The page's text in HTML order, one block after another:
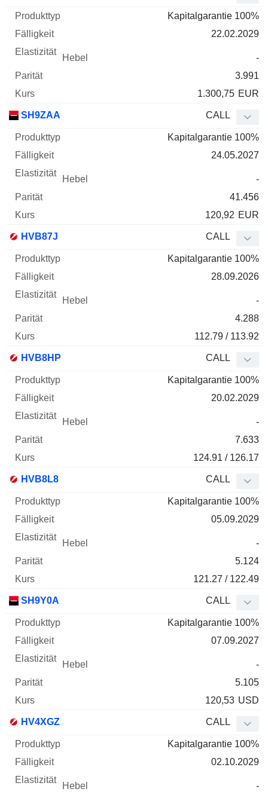
Kapitalgarantie 100%
22.02.2029
-
3.991
1.300,75 EUR
SH9ZAA CALL
Kapitalgarantie 100%
24.05.2027
-
41.456
120,92 EUR
HVB87J CALL
Kapitalgarantie 100%
28.09.2026
-
4.288
112.79 / 113.92
HVB8HP CALL
Kapitalgarantie 100%
20.02.2029
-
7.633
124.91 / 126.17
HVB8L8 CALL
Kapitalgarantie 100%
05.09.2029
-
5.124
121.27 / 122.49
SH9Y0A CALL
Kapitalgarantie 100%
07.09.2027
-
5.105
120,53 USD
HV4XGZ CALL
Kapitalgarantie 100%
02.10.2029
-